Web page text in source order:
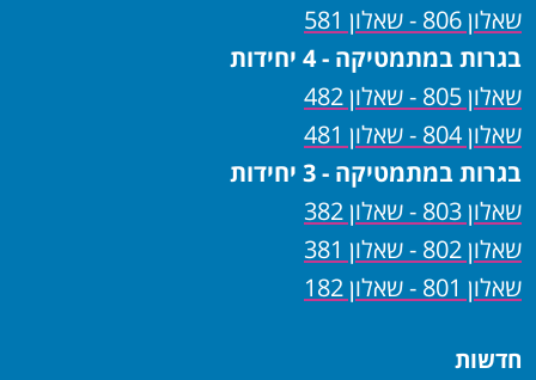
שאלון 806 - שאלון 581
בגרות במתמטיקה - 4 יחידות
שאלון 805 - שאלון 482
שאלון 804 - שאלון 481
בגרות במתמטיקה - 3 יחידות
שאלון 803 - שאלון 382
שאלון 802 - שאלון 381
שאלון 801 - שאלון 182
חדשות